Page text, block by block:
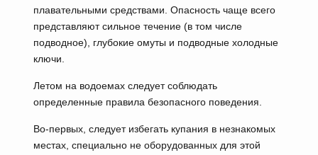
плавательными средствами. Опасность чаще всего
представляют сильное течение (в том числе
подводное), глубокие омуты и подводные холодные
ключи.
Летом на водоемах следует соблюдать
определенные правила безопасного поведения.
Во-первых, следует избегать купания в незнакомых
местах, специально не оборудованных для этой